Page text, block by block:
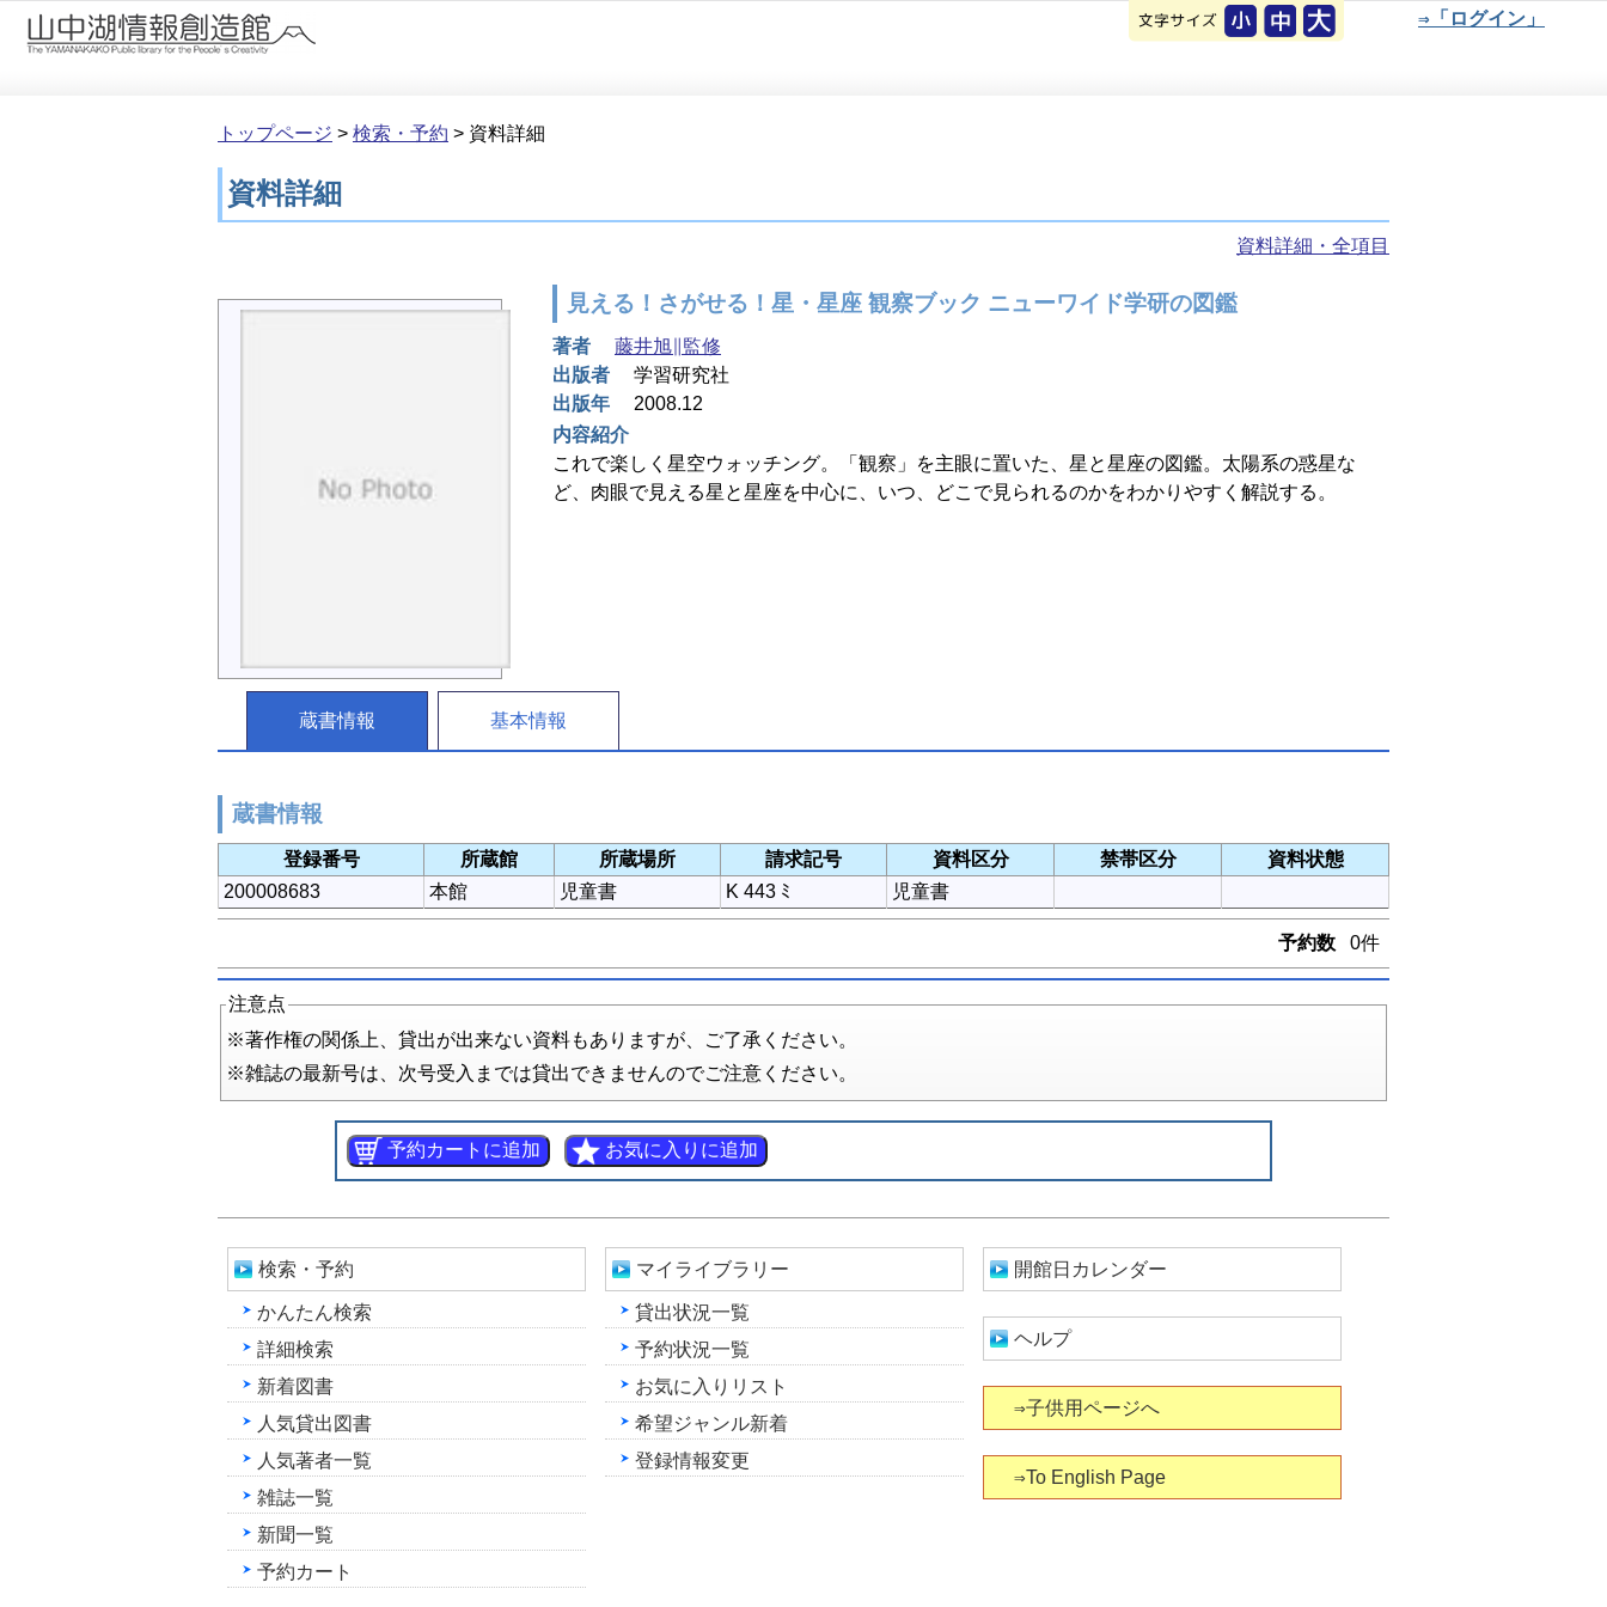
本文へ移動 ⇒「ログイン」
トップページ > 検索・予約 > 資料詳細
資料詳細
資料詳細・全項目
見える！さがせる！星・星座 観察ブック ニューワイド学研の図鑑
著者
藤井旭∥監修
出版者
学習研究社
出版年
2008.12
内容紹介
これで楽しく星空ウォッチング。「観察」を主眼に置いた、星と星座の図鑑。太陽系の惑星な
ど、肉眼で見える星と星座を中心に、いつ、どこで見られるのかをわかりやすく解説する。
蔵書情報 基本情報
蔵書情報
登録番号 所蔵館 所蔵場所 請求記号 資料区分 禁帯区分
資料状態
200008683
本館 児童書 K 443 ﾐ 児童書
予約数 0件
注意点
※著作権の関係上、貸出が出来ない資料もありますが、ご了承ください。
※雑誌の最新号は、次号受入までは貸出できませんのでご注意ください。
検索・予約
かんたん検索
詳細検索
新着図書
人気貸出図書
人気著者一覧
雑誌一覧
新聞一覧
予約カート
マイライブラリー
貸出状況一覧
予約状況一覧
お気に入りリスト
希望ジャンル新着
登録情報変更
開館日カレンダー
ヘルプ
⇒子供用ページへ
⇒To English Page